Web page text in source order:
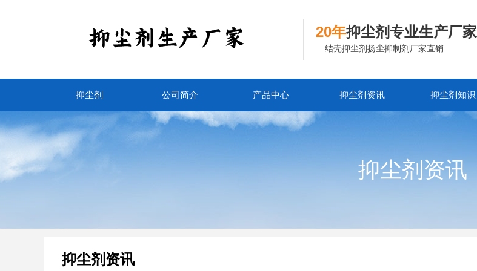
20年抑尘剂专业生产厂家
结壳抑尘剂扬尘抑制剂厂家直销
抑尘剂 公司简介 产品中心 抑尘剂资讯 抑尘剂知识
抑尘剂资讯
抑尘剂资讯